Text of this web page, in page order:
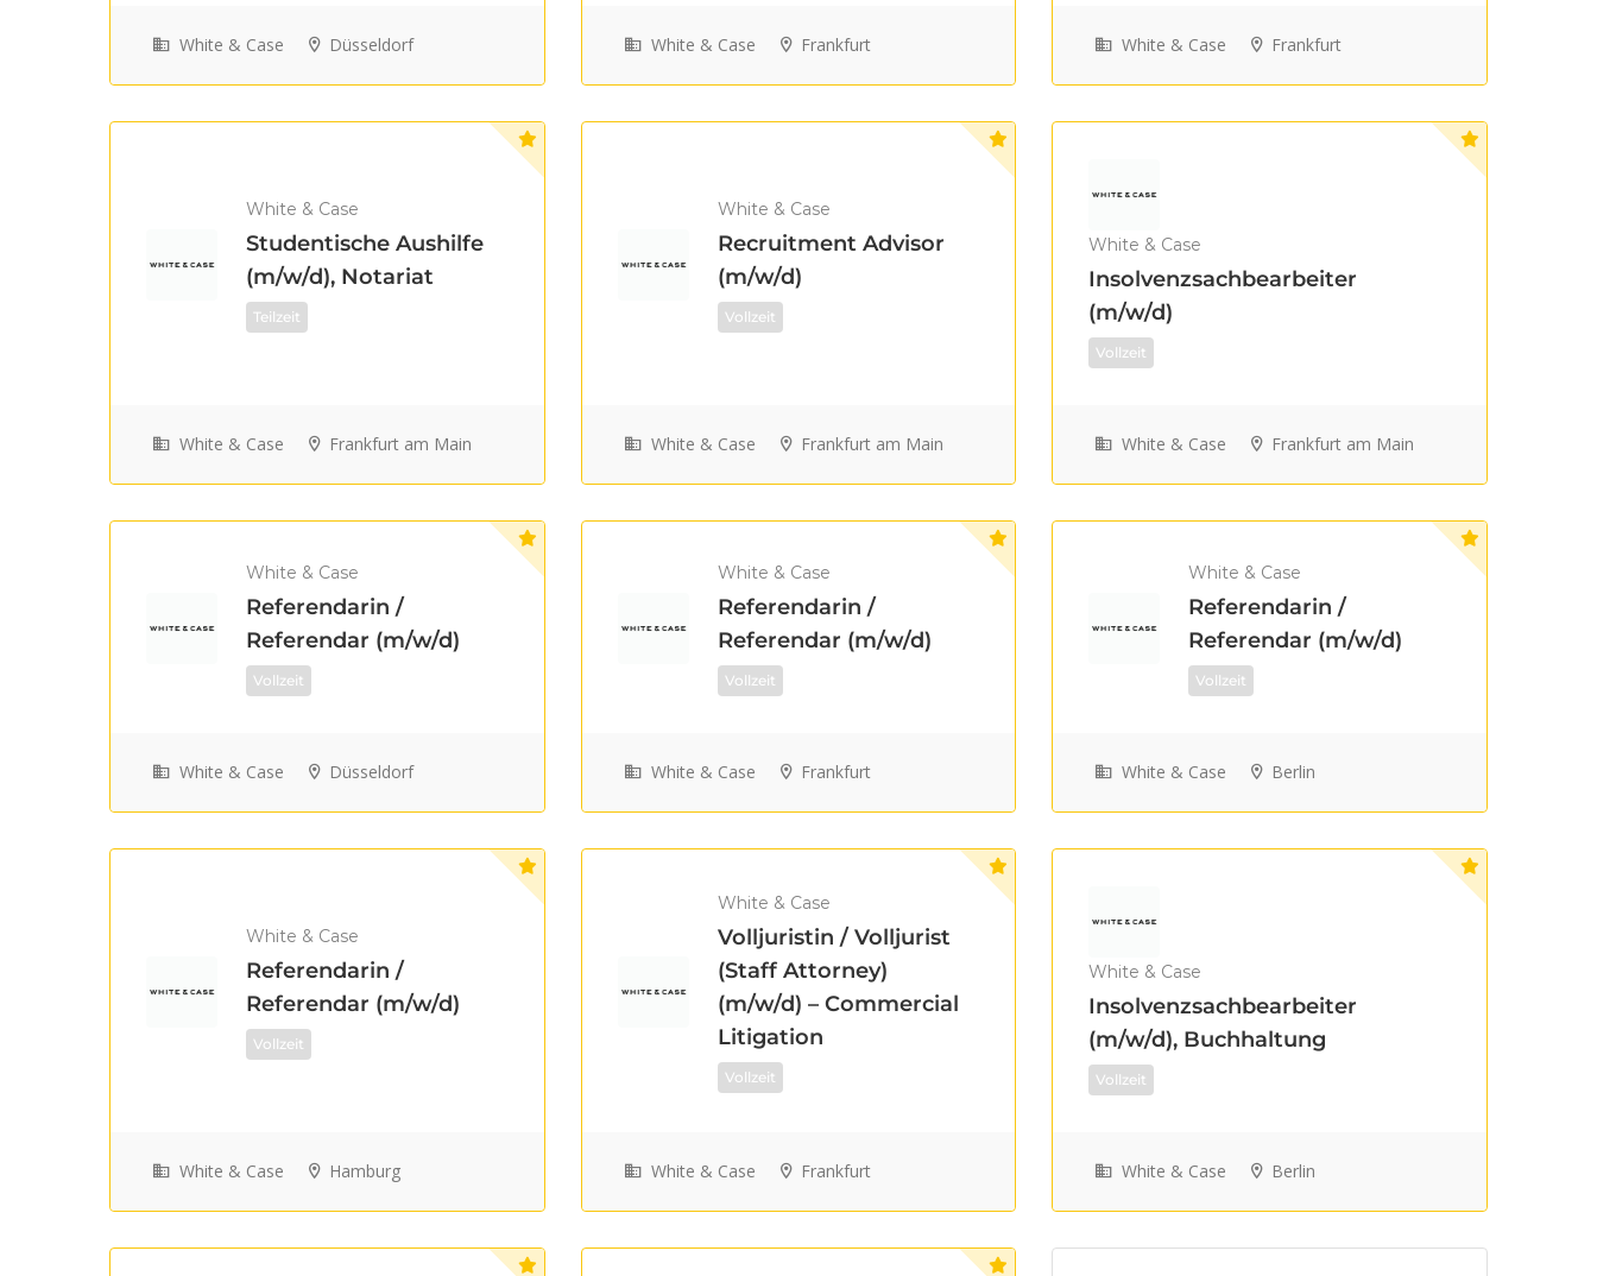
White & Case Düsseldorf White & Case Frankfurt White & Case Frankfurt
White & Case
Studentische Aushilfe
(m/w/d), Notariat
Teilzeit
White & Case Frankfurt am Main
White & Case
Recruitment Advisor
(m/w/d)
Vollzeit
White & Case Frankfurt am Main
White & Case
Insolvenzsachbearbeiter
(m/w/d)
Vollzeit
White & Case Frankfurt am Main
White & Case
Referendarin /
Referendar (m/w/d)
Vollzeit
White & Case Düsseldorf
White & Case
Referendarin /
Referendar (m/w/d)
Vollzeit
White & Case Frankfurt
White & Case
Referendarin /
Referendar (m/w/d)
Vollzeit
White & Case Berlin
White & Case
Referendarin /
Referendar (m/w/d)
Vollzeit
White & Case Hamburg
White & Case
Volljuristin / Volljurist
(Staff Attorney)
(m/w/d) – Commercial
Litigation
Vollzeit
White & Case Frankfurt
White & Case
Insolvenzsachbearbeiter
(m/w/d), Buchhaltung
Vollzeit
White & Case Berlin